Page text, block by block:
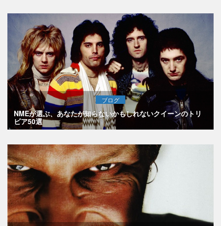
ブログ
NMEが選ぶ、あなたが知らないかもしれないクイーンのトリ
ビア50選